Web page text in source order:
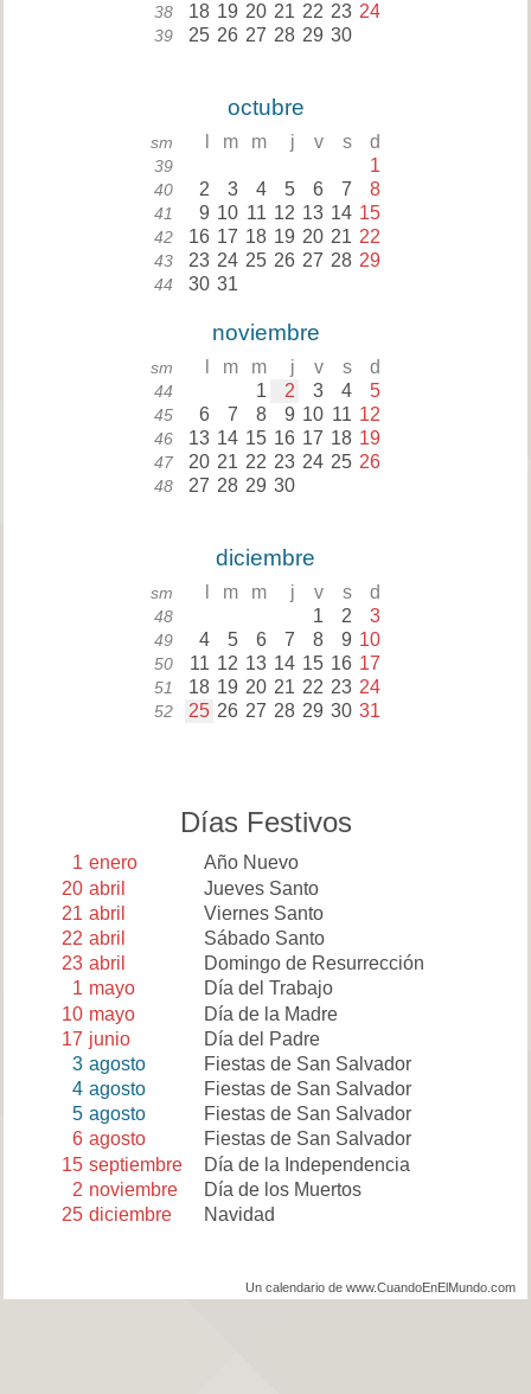
38 18 19 20 21 22 23 24
39 25 26 27 28 29 30
octubre
sm m m j v s d
39 1
40 2 3 4 5 6 7 8
41 9 10 11 12 13 14 15
42 16 17 18 19 20 21 22
43 23 24 25 26 27 28 29
44 30 31
noviembre
sm m m j v s d
44 1 2 3 4 5
45 6 7 8 9 10 11 12
46 13 14 15 16 17 18 19
47 20 21 22 23 24 25 26
48 27 28 29 30
diciembre
sm m m j v s d
48 1 2 3
49 4 5 6 7 8 9 10
50 11 12 13 14 15 16 17
51 18 19 20 21 22 23 24
52 25 26 27 28 29 30 31
Días Festivos
1 enero
Año Nuevo
20 abril
Jueves Santo
21 abril
Viernes Santo
22 abril
Sábado Santo
23 abril
Domingo de Resurrección
1 mayo
Día del Trabajo
10 mayo
Día de la Madre
17 junio
Día del Padre
3 agosto
Fiestas de San Salvador
4 agosto
Fiestas de San Salvador
5 agosto
Fiestas de San Salvador
6 agosto
Fiestas de San Salvador
15 septiembre
Día de la Independencia
2 noviembre
Día de los Muertos
25 diciembre Navidad
Un calendario de www.CuandoEnElMundo.com